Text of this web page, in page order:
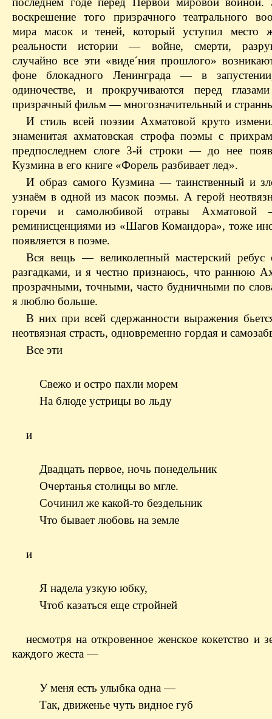
воскрешение того призрачного театрального
мира масок и теней, который уступил место
реальности истории — войне, смерти,
случайно все эти «виде´ния прошлого»
фоне блокадного Ленинграда — в
одиночестве, и прокручиваются перед
призрачный фильм — многозначительный и
И стиль всей поэзии Ахматовой круто
знаменитая ахматовская строфа поэмы с
предпоследнем слоге 3-й строки — до нее
Кузмина в его книге «Форель разбивает лед».
И образ самого Кузмина — таинственный и
узнаём в одной из масок поэмы. А герой
горечи и самолюбивой отравы
реминисценциями из «Шагов Командора», тоже
появляется в поэме.
Вся вещь — великолепный мастерский ребус
разгадками, и я честно признаюсь, что раннюю
прозрачными, точными, часто будничными по
я люблю больше.
В них при всей сдержанности выражения
неотвязная страсть, одновременно гордая и
Все эти
Свежо и остро пахли морем
На блюде устрицы во льду
и
Двадцать первое, ночь понедельник
Очертанья столицы во мгле.
Сочинил же какой-то бездельник
Что бывает любовь на земле
и
Я надела узкую юбку,
Чтоб казаться еще стройней
несмотря на откровенное женское кокетство и
каждого жеста —
У меня есть улыбка одна —
Так, движенье чуть видное губ